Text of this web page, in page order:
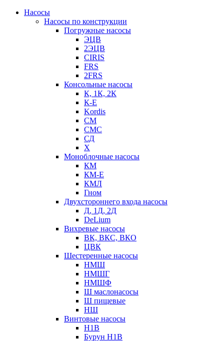
Насосы
Насосы по конструкции
Погружные насосы
ЭЦВ
2ЭЦВ
CIRIS
FRS
2FRS
Консольные насосы
К, 1К, 2К
К-Е
Kordis
СМ
СМС
СД
Х
Моноблочные насосы
КМ
КМ-Е
КМЛ
Гном
Двухстороннего входа насосы
Д, 1Д, 2Д
DeLium
Вихревые насосы
ВК, ВКС, ВКО
ЦВК
Шестеренные насосы
НМШ
НМШГ
НМШФ
Ш маслонасосы
Ш пищевые
НШ
Винтовые насосы
Н1В
Бурун Н1В